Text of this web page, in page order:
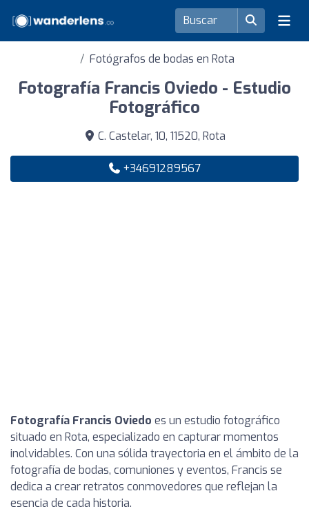
Fotógrafos de bodas en Rota
Fotografía Francis Oviedo - Estudio
Fotográfico
C. Castelar, 10, 11520, Rota
+34691289567
Fotografía Francis Oviedo es un estudio fotográfico
situado en Rota, especializado en capturar momentos
inolvidables. Con una sólida trayectoria en el ámbito de la
fotografía de bodas, comuniones y eventos, Francis se
dedica a crear retratos conmovedores que reflejan la
esencia de cada historia.